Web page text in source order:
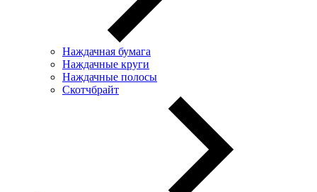
Наждачная бумага
Наждачные круги
Наждачные полосы
Скотчбрайт